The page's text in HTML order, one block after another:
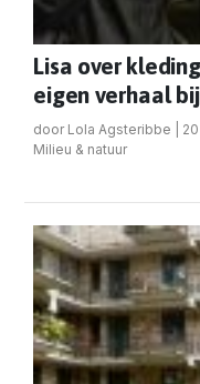
Lisa over
eigen verhaal
door Lola Agsteribbe
Milieu & natuur